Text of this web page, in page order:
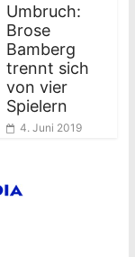
Umbruch:
Brose
Bamberg
trennt sich
von vier
Spielern
4. Juni 2019